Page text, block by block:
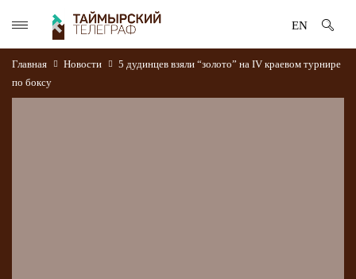
EN
Главная Новости
5 дудинцев взяли “золото” на IV краевом турнире
по боксу